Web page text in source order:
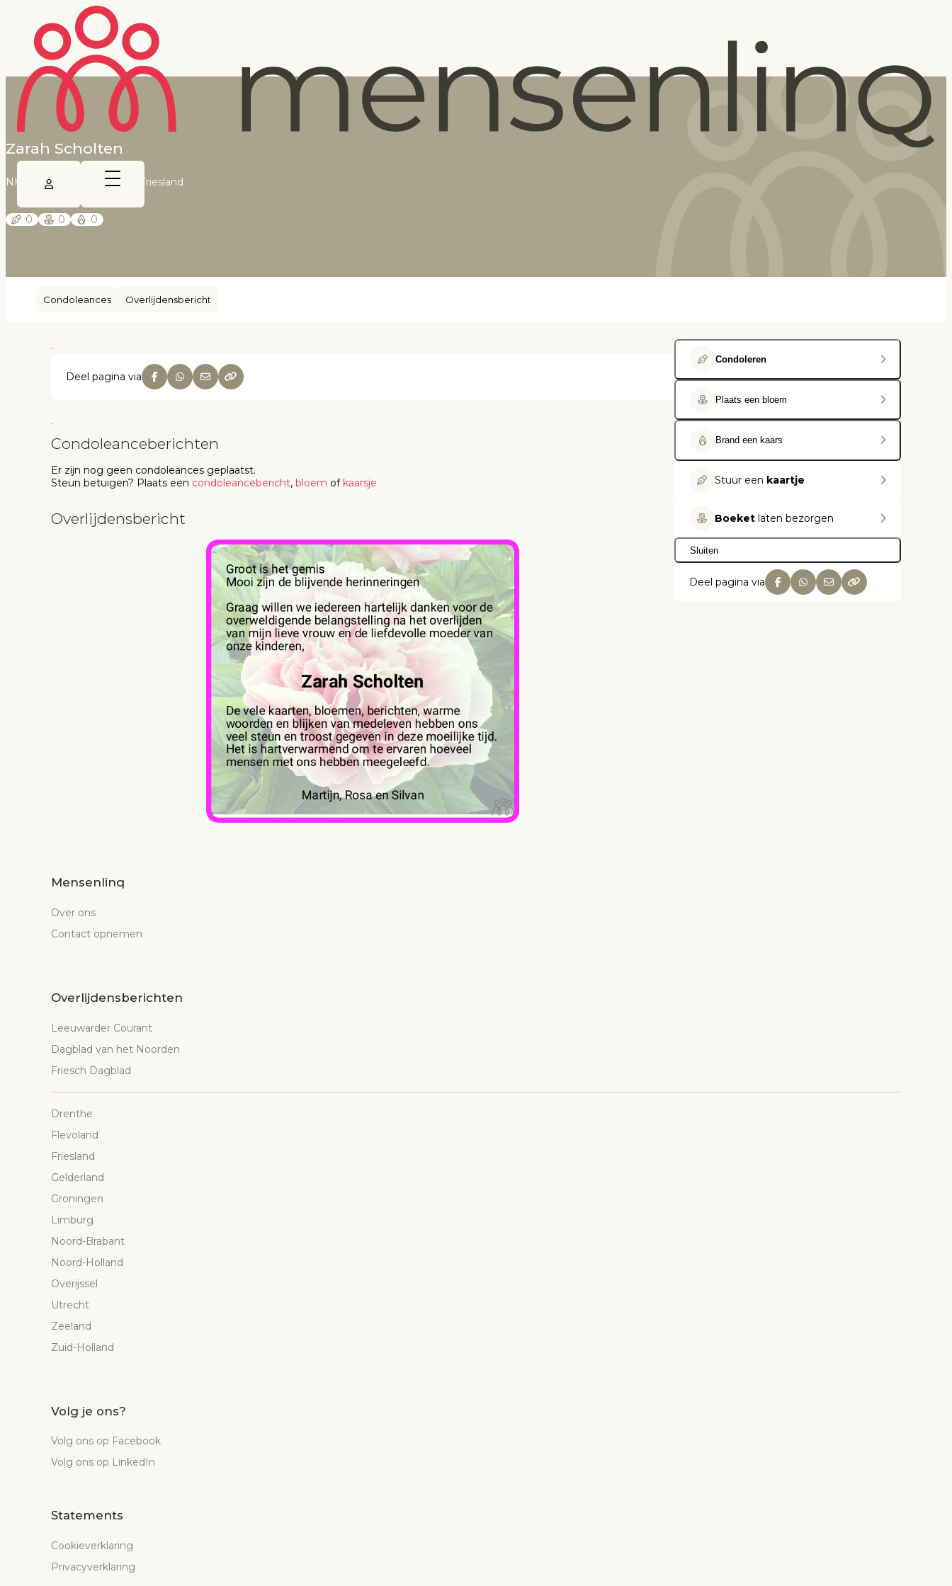
Zarah Scholten
NHD - Dagblad voor West-Friesland
0 0 0
Condoleances Overlijdensbericht
Deel pagina via
Condoleanceberichten
Er zijn nog geen condoleances geplaatst.
Steun betuigen? Plaats een condoleancebericht, bloem of kaarsje
Overlijdensbericht
Condoleren
Plaats een bloem
Brand een kaars
Stuur een kaartje
Boeket laten bezorgen
Sluiten
Deel pagina via
Mensenlinq
Over ons
Contact opnemen
Overlijdensberichten
Leeuwarder Courant
Dagblad van het Noorden
Friesch Dagblad
Drenthe
Flevoland
Friesland
Gelderland
Groningen
Limburg
Noord-Brabant
Noord-Holland
Overijssel
Utrecht
Zeeland
Zuid-Holland
Volg je ons?
Volg ons op Facebook
Volg ons op LinkedIn
Statements
Cookieverklaring
Privacyverklaring